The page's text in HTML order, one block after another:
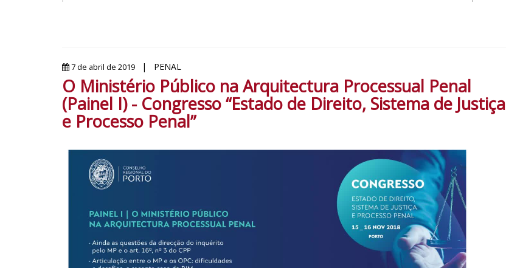
7 de abril de 2019 | PENAL
O Ministério Público na Arquitectura Processual Penal
(Painel I) - Congresso “Estado de Direito, Sistema de Justiça
e Processo Penal”